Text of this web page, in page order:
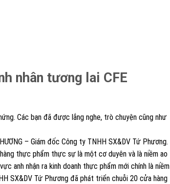
nhân tương lai CFE
Các bạn đã được lắng nghe, trò chuyện cũng như
– Giám đốc Công ty TNHH SX&DV Tứ Phương.
thực phẩm thực sự là một cơ duyên và là niềm ao
anh nhận ra kinh doanh thực phẩm mới chính là niềm
SX&DV Tứ Phương đã phát triển chuỗi 20 cửa hàng